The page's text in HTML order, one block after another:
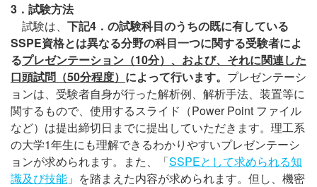
3．試験方法
試験は、 下記4．の試験科目のうちの既に有している
SSPE資格とは異なる分野の科目一つに関する受験者によ
るプレゼンテーション（10分）、および、それに関連した
口頭試問（50分程度） によって行います。 プレゼンテーシ
ョンは、受験者自身が行った解析例、解析手法、装置等に
関するもので、使用するスライド（Power Point ファイル
など）は提出締切日までに提出していただきます。理工系
の大学1年生にも理解できるわかりやすいプレゼンテーシ
ョンが求められます。また、「SSPEとして求められる知
識及び技能 」を踏まえた内容が求められます。但し、機密